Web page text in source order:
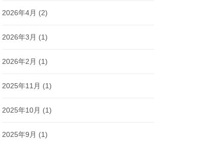
2026年4月 (2)
2026年3月 (1)
2026年2月 (1)
2025年11月 (1)
2025年10月 (1)
2025年9月 (1)